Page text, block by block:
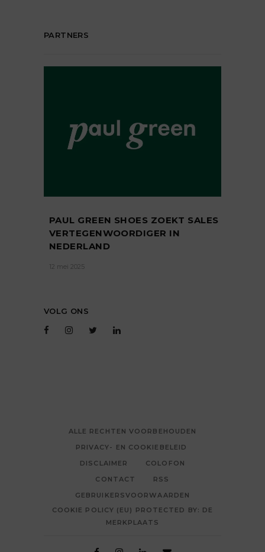
PARTNERS
PAUL GREEN SHOES ZOEKT SALES
VERTEGENWOORDIGER IN
NEDERLAND
12 mei 2025
VOLG ONS
ALLE RECHTEN VOORBEHOUDEN
PRIVACY- EN COOKIEBELEID
DISCLAIMER
COLOFON
CONTACT
RSS
GEBRUIKERSVOORWAARDEN
COOKIE POLICY (EU) PROTECTED BY: DE
MERKPLAATS